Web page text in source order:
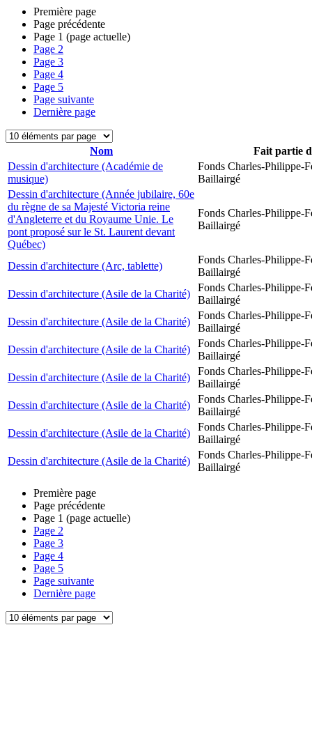
Première page
Page précédente
Page 1 (page actuelle)
Page 2
Page 3
Page 4
Page 5
Page suivante
Dernière page
Nom
Fait partie
Dessin d'architecture (Académie de
musique)
Fonds Charles-Philippe-
Baillairgé
Dessin d'architecture (Année jubilaire, 60e
du règne de sa Majesté Victoria reine
d'Angleterre et du Royaume Unie. Le
pont proposé sur le St. Laurent devant
Québec)
Fonds Charles-Philippe-
Baillairgé
Dessin d'architecture (Arc, tablette)
Fonds Charles-Philippe-
Baillairgé
Dessin d'architecture (Asile de la Charité)
Fonds Charles-Philippe-
Baillairgé
Dessin d'architecture (Asile de la Charité)
Fonds Charles-Philippe-
Baillairgé
Dessin d'architecture (Asile de la Charité)
Fonds Charles-Philippe-
Baillairgé
Dessin d'architecture (Asile de la Charité)
Fonds Charles-Philippe-
Baillairgé
Dessin d'architecture (Asile de la Charité)
Fonds Charles-Philippe-
Baillairgé
Dessin d'architecture (Asile de la Charité)
Fonds Charles-Philippe-
Baillairgé
Dessin d'architecture (Asile de la Charité)
Fonds Charles-Philippe-
Baillairgé
Première page
Page précédente
Page 1 (page actuelle)
Page 2
Page 3
Page 4
Page 5
Page suivante
Dernière page